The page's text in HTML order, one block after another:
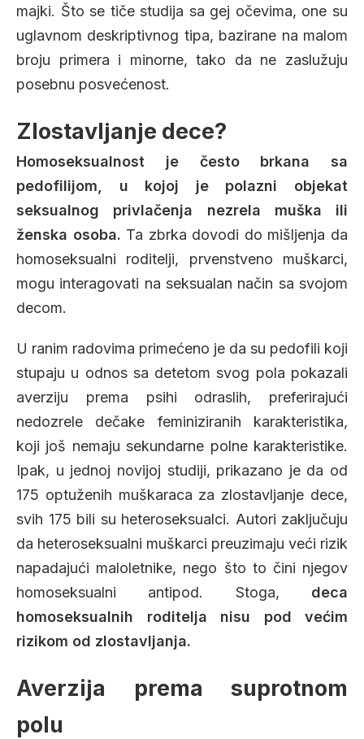
majki. Što se tiče studija sa gej očevima, one su
uglavnom deskriptivnog tipa, bazirane na malom
broju primera i minorne, tako da ne zaslužuju
posebnu posvećenost.
Zlostavljanje dece?
Homoseksualnost je često brkana sa
pedofilijom, u kojoj je polazni objekat
seksualnog privlačenja nezrela muška ili
ženska osoba. Ta zbrka dovodi do mišljenja da
homoseksualni roditelji, prvenstveno muškarci,
mogu interagovati na seksualan način sa svojom
decom.
U ranim radovima primećeno je da su pedofili koji
stupaju u odnos sa detetom svog pola pokazali
averziju prema psihi odraslih, preferirajući
nedozrele dečake feminiziranih karakteristika,
koji još nemaju sekundarne polne karakteristike.
Ipak, u jednoj novijoj studiji, prikazano je da od
175 optuženih muškaraca za zlostavljanje dece,
svih 175 bili su heteroseksualci. Autori zaključuju
da heteroseksualni muškarci preuzimaju veći rizik
napadajući maloletnike, nego što to čini njegov
homoseksualni antipod. Stoga, deca
homoseksualnih roditelja nisu pod većim
rizikom od zlostavljanja.
Averzija prema suprotnom
polu